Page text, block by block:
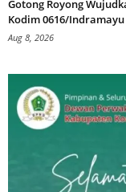
Gotong Royong
Kodim 0616/
Aug 8, 2026